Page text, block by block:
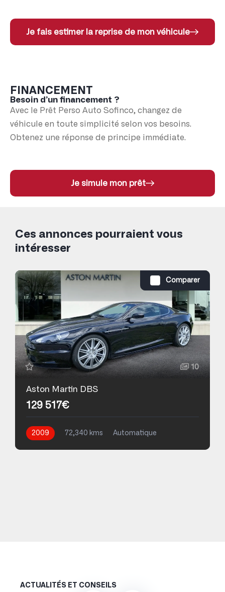
Je fais estimer la reprise de mon véhicule
FINANCEMENT
Besoin d’un financement ?
Avec le Prêt Perso Auto Sofinco, changez de
véhicule en toute simplicité selon vos besoins.
Obtenez une réponse de principe immédiate.
Je simule mon prêt
Ces annonces pourraient vous
intéresser
Comparer
10
Aston Martin DBS
129 517€
2009 72,340 kms
Automatique
ACTUALITÉS ET CONSEILS